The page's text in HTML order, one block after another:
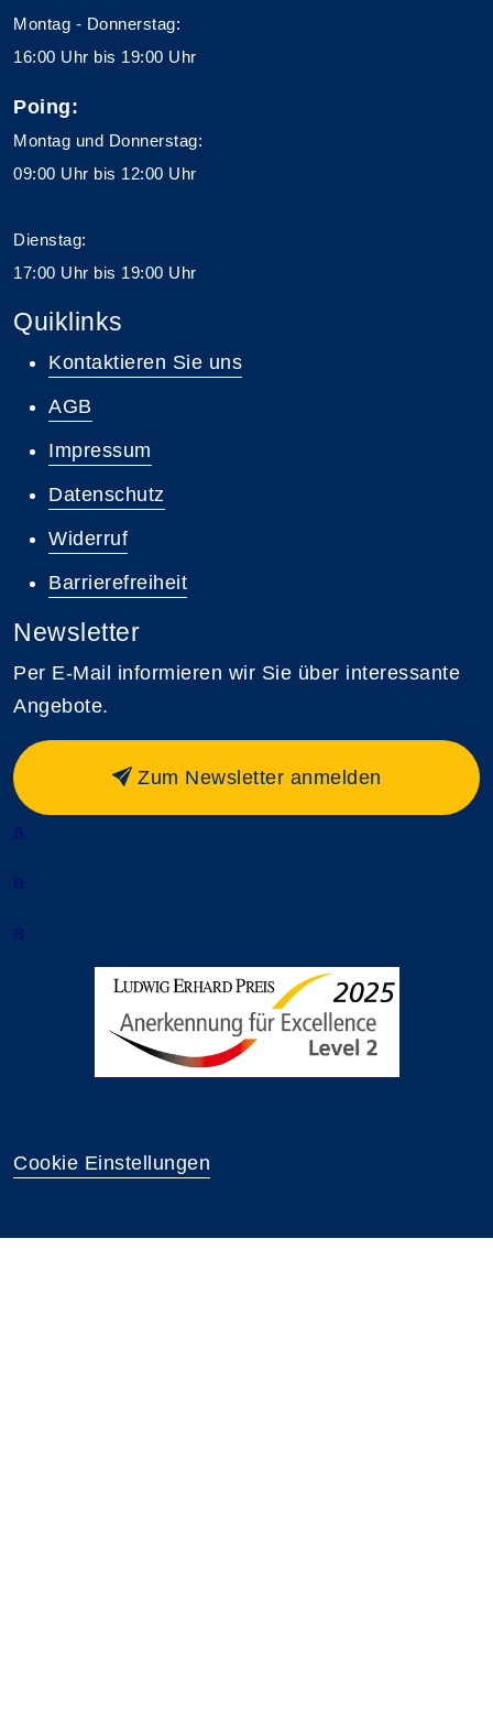
Montag - Donnerstag:
16:00 Uhr bis 19:00 Uhr
Poing:
Montag und Donnerstag:
09:00 Uhr bis 12:00 Uhr
Dienstag:
17:00 Uhr bis 19:00 Uhr
Quiklinks
Kontaktieren Sie uns
AGB
Impressum
Datenschutz
Widerruf
Barrierefreiheit
Newsletter
Per E-Mail informieren wir Sie über interessante
Angebote.
Zum Newsletter anmelden
a
a
a
Cookie Einstellungen